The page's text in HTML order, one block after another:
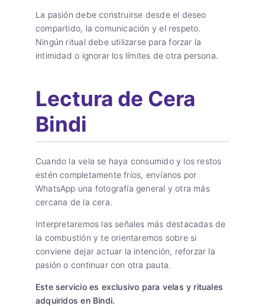
La pasión debe construirse desde el deseo
compartido, la comunicación y el respeto.
Ningún ritual debe utilizarse para forzar la
intimidad o ignorar los límites de otra persona.
Lectura de Cera
Bindi
Cuando la vela se haya consumido y los restos
estén completamente fríos, envíanos por
WhatsApp una fotografía general y otra más
cercana de la cera.
Interpretaremos las señales más destacadas de
la combustión y te orientaremos sobre si
conviene dejar actuar la intención, reforzar la
pasión o continuar con otra pauta.
Este servicio es exclusivo para velas y rituales
adquiridos en Bindi.